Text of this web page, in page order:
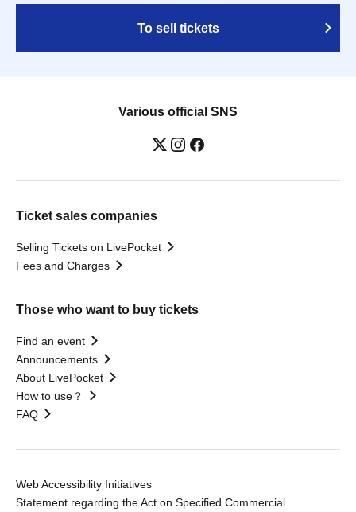
To sell tickets
Various official SNS
Ticket sales companies
Selling Tickets on LivePocket
Fees and Charges
Those who want to buy tickets
Find an event
Announcements
About LivePocket
How to use？
FAQ
Web Accessibility Initiatives
Statement regarding the Act on Specified Commercial